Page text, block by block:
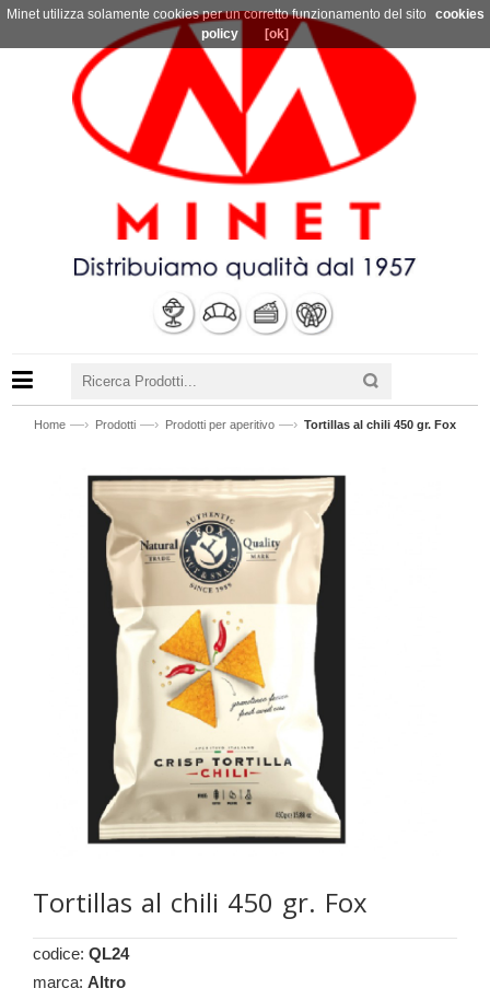
Home —› Prodotti —› Prodotti per aperitivo —› Tortillas al chili 450 gr. Fox
Tortillas al chili 450 gr. Fox
codice: QL24
marca: Altro
Minet utilizza solamente cookies per un corretto funzionamento del sito
cookies
policy
[ok]